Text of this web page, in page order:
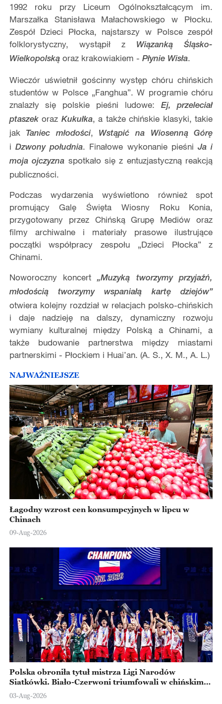
1992 roku przy Liceum Ogólnokształcącym im.
Marszałka Stanisława Małachowskiego w Płocku.
Zespół Dzieci Płocka, najstarszy w Polsce zespół
folklorystyczny, wystąpił z
Wiązanką Śląsko-
Wielkopolskąoraz krakowiakiem - Płynie Wisła.
Wieczór uświetnił gościnny występ chóru chińskich
studentów w Polsce „Fanghua”. W programie chóru
znalazły się polskie pieśni ludowe:
Ej, przeleciał
ptaszekoraz Kukułka, a także chińskie klasyki, takie
jak
Taniec młodości, Wstąpić na Wiosenną Górę
i Dzwony południa. Finałowe wykonanie pieśniJa i
moja ojczyzna spotkało się z entuzjastyczną reakcją
publiczności.
Podczas wydarzenia wyświetlono również spot
promujący Galę Święta Wiosny Roku Konia,
przygotowany przez Chińską Grupę Mediów oraz
filmy archiwalne i materiały prasowe ilustrujące
początki współpracy zespołu „Dzieci Płocka” z
Chinami.
Noworoczny koncert„Muzyką tworzymy przyjaźń,
młodością tworzymy wspaniałą kartę dziejów”
otwiera kolejny rozdział w relacjach polsko-chińskich
i daje nadzieję na dalszy, dynamiczny rozwoju
wymiany kulturalnej między Polską a Chinami, a
także budowanie partnerstwa między miastami
partnerskimi - Płockiem i Huai’an. (A. S., X. M., A. L.)
NAJWAŻNIEJSZE
Łagodny wzrost cen konsumpcyjnych w lipcu w
Chinach
09-Aug-2026
Polska obroniła tytuł mistrza Ligi Narodów
Siatkówki. Biało-Czerwoni triumfowali w chińskim
Ningbo
03-Aug-2026